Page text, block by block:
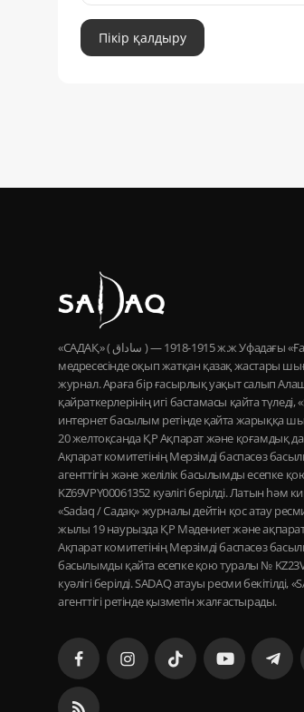
Пікір қалдыру
«САДАҚ» ( ساداق ) — 1915-1918 ж.ж Уфадағы «Ғалия»
медресесінде оқып жатқан қазақ жастары
журнал. Араға бір ғасырлық уақыт салып
қайраткерлерінің игі бастамасы қайта түледі,
интернет басылым ретінде қайта жарыққа
20 желтоқсанда ҚР Ақпарат және қоғамдық
Ақпарат комитетінің Мерзімді баспасөз
агенттігін және желілік басылымды есепке
KZ69VPY00061352 куәлігі берілді. Латын һәм
«Sadaq / Садақ» журналы дейтін қос атау ресми
жылы 19 наурызда ҚР Мәдениет және ақпарат
Ақпарат комитетінің Мерзімді баспасөз
басылымды қайта есепке қою туралы №
куәлігі берілді. SADAQ атауы ресми бекітілді,
агенттігі ретінде қызметін жалғастырады.